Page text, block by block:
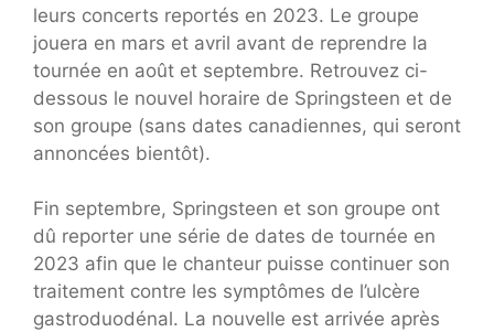
leurs concerts reportés en 2023. Le groupe
jouera en mars et avril avant de reprendre la
tournée en août et septembre. Retrouvez ci-
dessous le nouvel horaire de Springsteen et de
son groupe (sans dates canadiennes, qui seront
annoncées bientôt).
Fin septembre, Springsteen et son groupe ont
dû reporter une série de dates de tournée en
2023 afin que le chanteur puisse continuer son
traitement contre les symptômes de l’ulcère
gastroduodénal. La nouvelle est arrivée après